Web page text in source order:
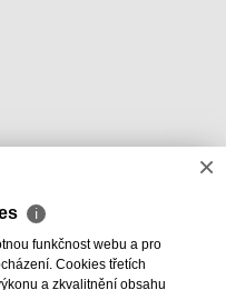
×
ℹ
funkčnost webu a pro
Cookies třetích
a zkvalitnění obsahu